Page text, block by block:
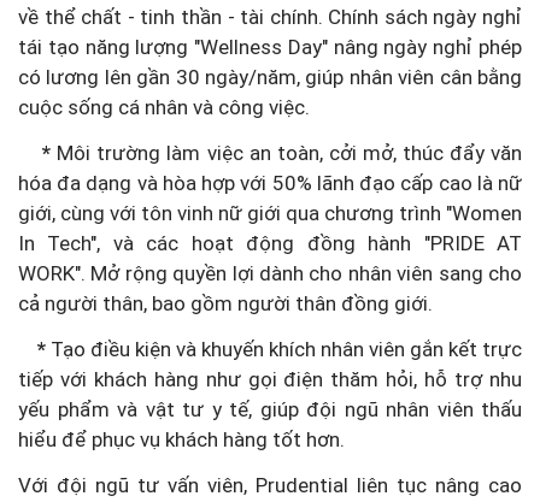
về thể chất - tinh thần - tài chính. Chính sách ngày nghỉ
tái tạo năng lượng "Wellness Day" nâng ngày nghỉ phép
có lương lên gần 30 ngày/năm, giúp nhân viên cân bằng
cuộc sống cá nhân và công việc.
* Môi trường làm việc an toàn, cởi mở, thúc đẩy văn
hóa đa dạng và hòa hợp với 50% lãnh đạo cấp cao là nữ
giới, cùng với tôn vinh nữ giới qua chương trình "Women
In Tech", và các hoạt động đồng hành "PRIDE AT
WORK". Mở rộng quyền lợi dành cho nhân viên sang cho
cả người thân, bao gồm người thân đồng giới.
* Tạo điều kiện và khuyến khích nhân viên gắn kết trực
tiếp với khách hàng như gọi điện thăm hỏi, hỗ trợ nhu
yếu phẩm và vật tư y tế, giúp đội ngũ nhân viên thấu
hiểu để phục vụ khách hàng tốt hơn.
Với đội ngũ tư vấn viên, Prudential liên tục nâng cao